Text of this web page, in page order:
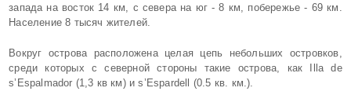
запада на восток 14 км, с севера на юг - 8 км, побережье - 69 км.
Население 8 тысяч жителей.
Вокруг острова расположена целая цепь небольших островков,
среди которых с северной стороны такие острова, как Illa de
s’Espalmador (1,3 кв км) и s’Espardell (0.5 кв. км.).